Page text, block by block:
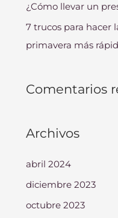
¿Cómo llevar un
7 trucos para hacer
primavera más
Comentarios
Archivos
abril 2024
diciembre 2023
octubre 2023